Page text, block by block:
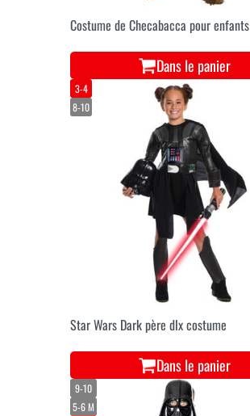
Costume de Checabacca pour enfants
Dans le panier
3-4
8-10
Star Wars Dark père dlx costume
Dans le panier
9-10
5-6 M